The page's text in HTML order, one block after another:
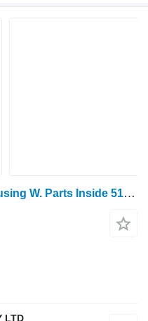
Fiat 880 Rear Axle Centre Housing W. Parts Inside 5104453, 4987809 za traktora na kotačima
LTD